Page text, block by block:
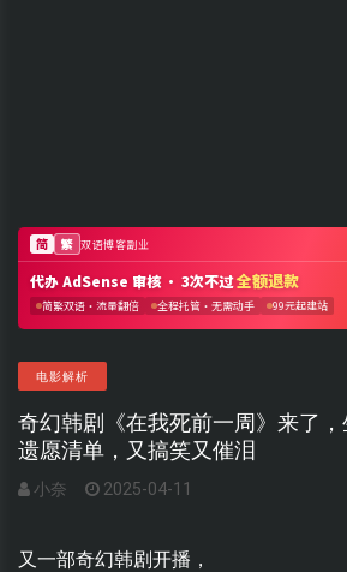
电影解析
奇幻韩剧《在我死前一周》来了
遗愿清单，又搞笑又催泪
小奈 2025-04-11
又一部奇幻韩剧开播，